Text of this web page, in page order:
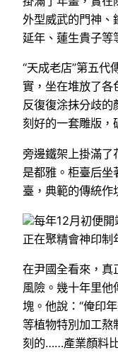
外型威武的門神、
延年、蓮生貴子等
“天成老店”第五代
實，坐在堆放了各
反復復涂抹分歧的
刻好的一套雕版，
旁邊鐵架上掛滿了
是都雅。柜臺后坐
臺，典範的傳統作
每年12月初便
正在聚精會神印制
在尹國全看來，真
風險。幾十年里
塊。他說：“俺印
等植物特別加工熬
刻的……產業顏料